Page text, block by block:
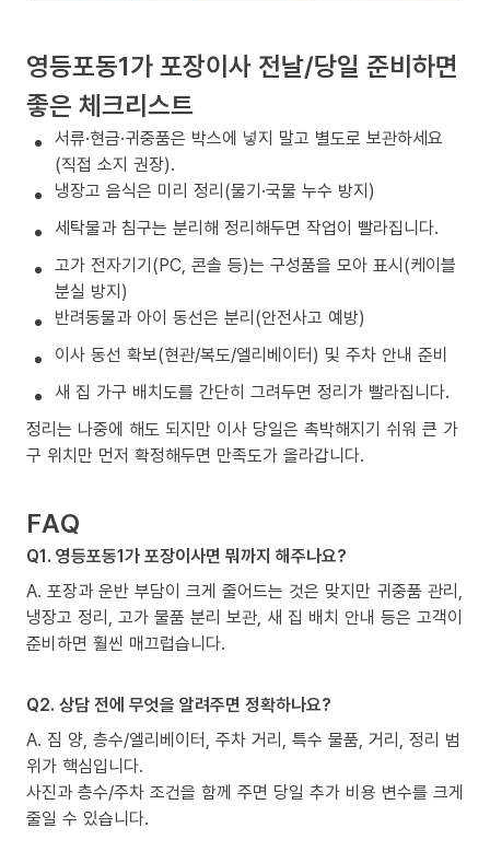
영등포동1가 포장이사 전날/당일 준비하면
좋은 체크리스트
서류·현금·귀중품은 박스에 넣지 말고 별도로 보관하세요
(직접 소지 권장).
냉장고 음식은 미리 정리(물기·국물 누수 방지)
세탁물과 침구는 분리해 정리해두면 작업이 빨라집니다.
고가 전자기기(PC, 콘솔 등)는 구성품을 모아 표시(케이블
분실 방지)
반려동물과 아이 동선은 분리(안전사고 예방)
이사 동선 확보(현관/복도/엘리베이터) 및 주차 안내 준비
새 집 가구 배치도를 간단히 그려두면 정리가 빨라집니다.
정리는 나중에 해도 되지만 이사 당일은 촉박해지기 쉬워 큰 가
구 위치만 먼저 확정해두면 만족도가 올라갑니다.
FAQ
Q1. 영등포동1가 포장이사면 뭐까지 해주나요?
A. 포장과 운반 부담이 크게 줄어드는 것은 맞지만 귀중품 관리,
냉장고 정리, 고가 물품 분리 보관, 새 집 배치 안내 등은 고객이
준비하면 훨씬 매끄럽습니다.
Q2. 상담 전에 무엇을 알려주면 정확하나요?
A. 짐 양, 층수/엘리베이터, 주차 거리, 특수 물품, 거리, 정리 범
위가 핵심입니다.
사진과 층수/주차 조건을 함께 주면 당일 추가 비용 변수를 크게
줄일 수 있습니다.